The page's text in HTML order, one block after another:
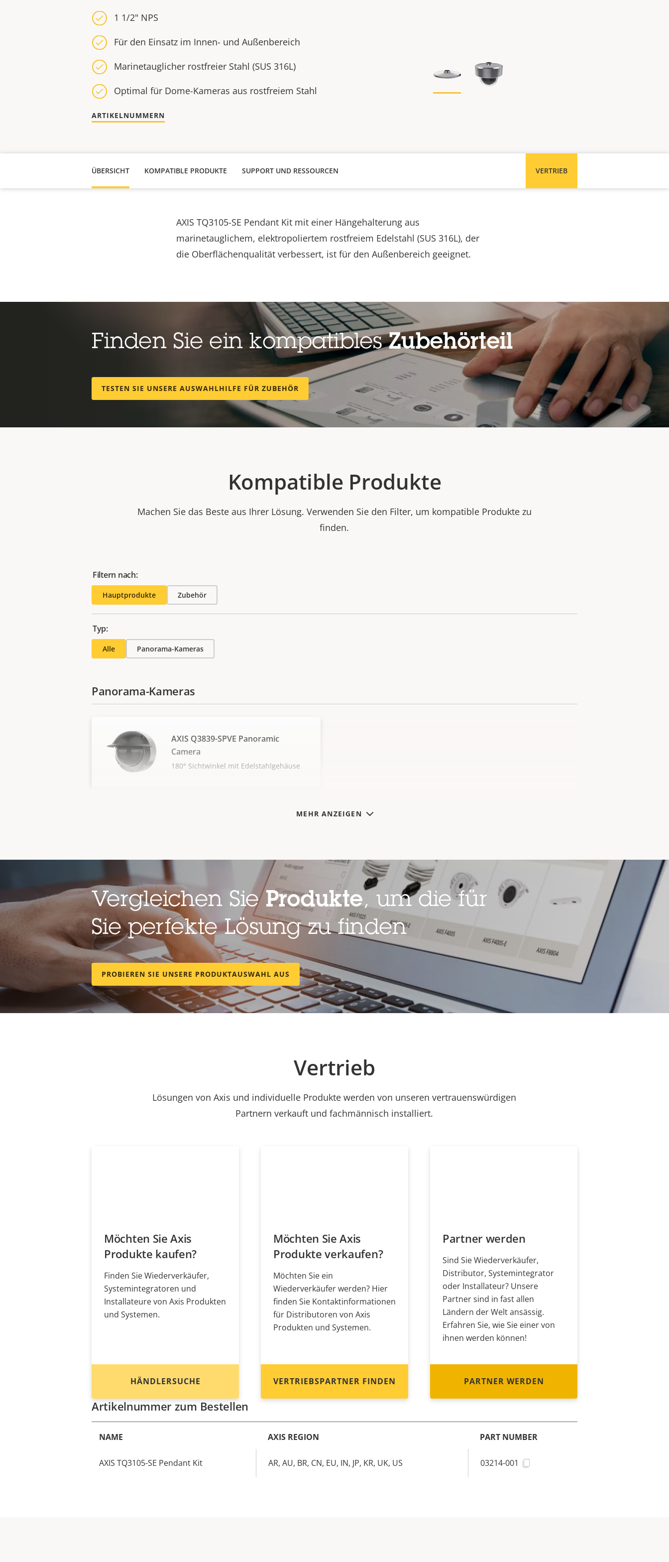
1 1/2" NPS
Für den Einsatz im Innen- und Außenbereich
Marinetauglicher rostfreier Stahl (SUS 316L)
Optimal für Dome-Kameras aus rostfreiem Stahl
ARTIKELNUMMERN
ÜBERSICHT KOMPATIBLE PRODUKTE VERTRIEB
SUPPORT UND RESSOURCEN
AXIS TQ3105-SE Pendant Kit mit einer Hängehalterung aus
marinetauglichem, elektropoliertem rostfreiem Edelstahl (SUS 316L), der
die Oberflächenqualität verbessert, ist für den Außenbereich geeignet.
Finden Sie ein kompatiblesZubehörteil
TESTEN SIE UNSERE AUSWAHLHILFE FÜR ZUBEHÖR
Kompatible Produkte
Machen Sie das Beste aus Ihrer Lösung. Verwenden Sie den Filter, um kompatible Produkte zu
finden.
Filtern nach:
Hauptprodukte Zubehör
Typ:
Alle Panorama-Kameras
MEHR ANZEIGEN
Panorama-Kameras
AXIS Q3839-SPVE Panoramic
Camera
180° Sichtwinkel mit Edelstahlgehäuse
Vergleichen SieProdukte, um die für
Sie perfekte Lösung zu finden
PROBIEREN SIE UNSERE PRODUKTAUSWAHL AUS
Vertrieb
Lösungen von Axis und individuelle Produkte werden von unseren vertrauenswürdigen
Partnern verkauft und fachmännisch installiert.
Möchten Sie Axis
Produkte kaufen?
Finden Sie Wiederverkäufer,
Systemintegratoren und
Installateure von Axis Produkten
und Systemen.
HÄNDLERSUCHE
Möchten Sie Axis
Produkte verkaufen?
Möchten Sie ein
Wiederverkäufer werden? Hier
finden Sie Kontaktinformationen
für Distributoren von Axis
Produkten und Systemen.
VERTRIEBSPARTNER FINDEN
Partner werden
Sind Sie Wiederverkäufer,
Distributor, Systemintegrator
oder Installateur? Unsere
Partner sind in fast allen
Ländern der Welt ansässig.
Erfahren Sie, wie Sie einer von
ihnen werden können!
PARTNER WERDEN
Artikelnummer zum Bestellen
NAME AXIS REGION PART NUMBER
AXIS TQ3105-SE Pendant Kit AR, AU, BR, CN, EU, IN, JP, KR, UK, US 03214-001